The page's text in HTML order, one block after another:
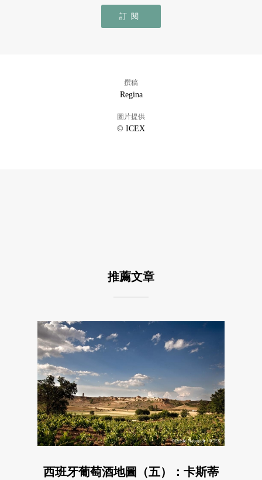
訂閱
撰稿
Regina
圖片提供
© ICEX
推薦文章
西班牙葡萄酒地圖（五）：卡斯蒂